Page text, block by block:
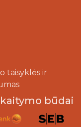
taisyklės ir
būdai